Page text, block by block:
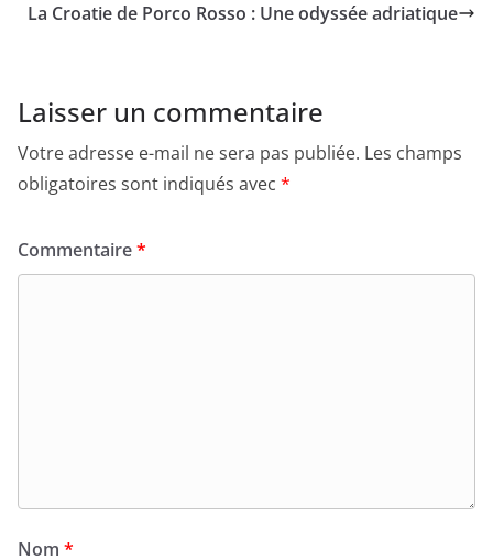
La Croatie de Porco Rosso : Une odyssée adriatique
Laisser un commentaire
Votre adresse e-mail ne sera pas publiée. Les champs
obligatoires sont indiqués avec *
Commentaire*
Nom *